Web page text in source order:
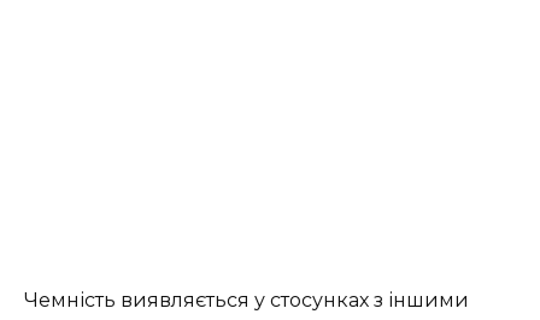
Чемність виявляється у стосунках з іншими